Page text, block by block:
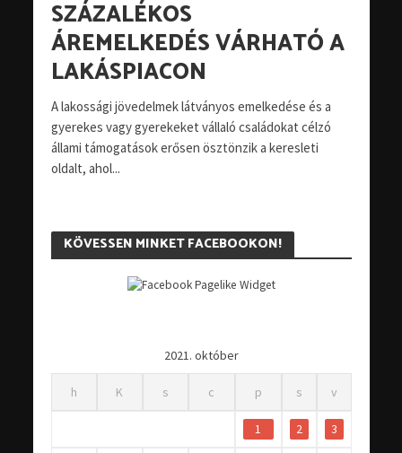
SZÁZALÉKOS
ÁREMELKEDÉS VÁRHATÓ A
LAKÁSPIACON
A lakossági jövedelmek látványos emelkedése és a
gyerekes vagy gyerekeket vállaló családokat célzó
állami támogatások erősen ösztönzik a keresleti
oldalt, ahol...
KÖVESSEN MINKET FACEBOOKON!
2021. október
h K s c p s v
1 2 3